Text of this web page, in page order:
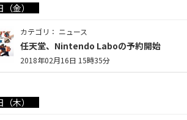
金）
カテゴリ： ニュース
任天堂、Nintendo Laboの予約開始
2018年02月16日 15時35分
木）